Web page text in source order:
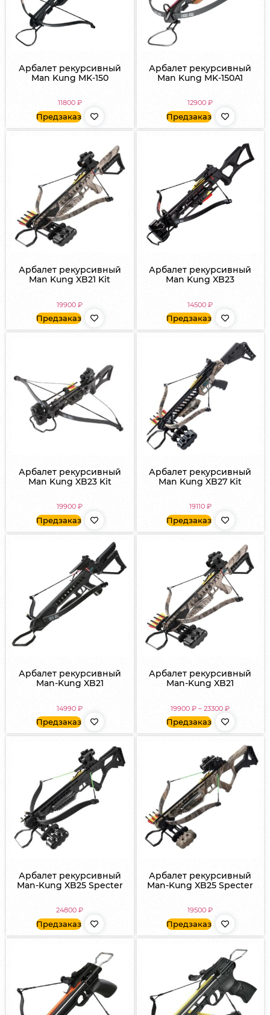
Арбалет рекурсивный
Man Kung MK-150
11800 ₽
Предзаказ
Арбалет рекурсивный
Man Kung MK-150A1
12900₽
Предзаказ
Арбалет рекурсивный
Man Kung XB21 Kit
19900₽
Предзаказ
Арбалет рекурсивный
Man Kung XB23
14500₽
Предзаказ
Арбалет рекурсивный
Man Kung XB23 Kit
19900₽
Предзаказ
Арбалет рекурсивный
Man Kung XB27 Kit
19110 ₽
Предзаказ
Арбалет рекурсивный
Man-Kung XB21
14990₽
Предзаказ
Арбалет рекурсивный
Man-Kung XB21
19900₽ – 23300₽
Предзаказ
Арбалет рекурсивный
Man-Kung XB25 Specter
24800₽
Предзаказ
Арбалет рекурсивный
Man-Kung XB25 Specter
19500₽
Предзаказ